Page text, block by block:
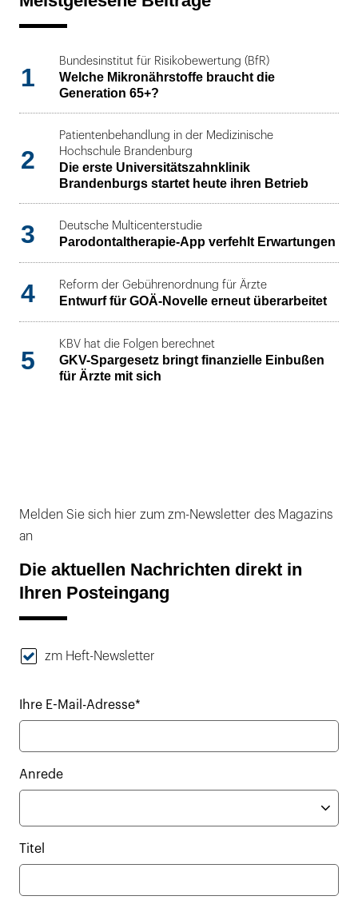
1
Bundesinstitut für Risikobewertung (BfR)
Welche Mikronährstoffe braucht die
Generation 65+?
2
Patientenbehandlung in der Medizinische
Hochschule Brandenburg
Die erste Universitätszahnklinik
Brandenburgs startet heute ihren Betrieb
3 Deutsche Multicenterstudie
Parodontaltherapie-App verfehlt Erwartungen
4 Reform der Gebührenordnung für Ärzte
Entwurf für GOÄ-Novelle erneut überarbeitet
5
KBV hat die Folgen berechnet
GKV-Spargesetz bringt finanzielle Einbußen
für Ärzte mit sich
Melden Sie sich hier zum zm-Newsletter des Magazins
an
Die aktuellen Nachrichten direkt in
Ihren Posteingang
zm Heft-Newsletter
Ihre E-Mail-Adresse*
Anrede
Titel